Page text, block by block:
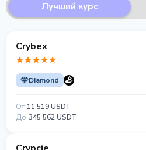
Лучший курс
Crybex
Diamond
От 11 519 USDT
До 345 562 USDT